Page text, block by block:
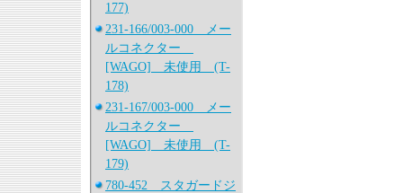
177)
231-166/003-000 メー
ルコネクター
[WAGO] 未使用 (T-
178)
231-167/003-000 メー
ルコネクター
[WAGO] 未使用 (T-
179)
780-452 スタガードジ